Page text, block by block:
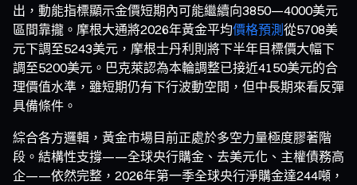
出，動能指標顯示金價短期內可能繼續向3850—4000美元
區間靠攏。摩根大通將2026年黃金平均價格預測從5708美
元下調至5243美元，摩根士丹利則將下半年目標價大幅下
調至5200美元。巴克萊認為本輪調整已接近4150美元的合
理價值水準，雖短期仍有下行波動空間，但中長期來看反彈
具備條件。
綜合各方邏輯，黃金市場目前正處於多空力量極度膠著階
段。結構性支撐——全球央行購金、去美元化、主權債務高
企——依然完整，2026年第一季全球央行淨購金達244噸，